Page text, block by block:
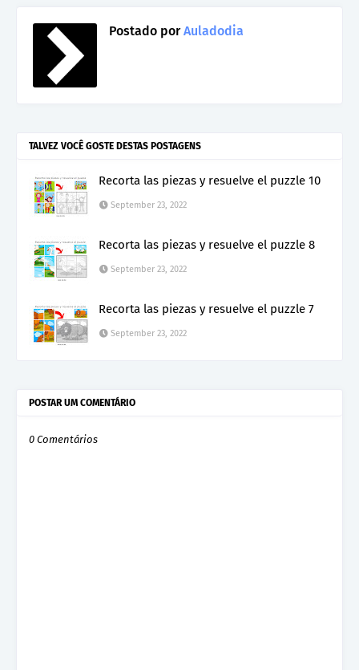
Postado porAuladodia
TALVEZ VOCÊ GOSTE DESTAS POSTAGENS
Recorta las piezas y resuelve el puzzle 10
September 23, 2022
Recorta las piezas y resuelve el puzzle 8
September 23, 2022
Recorta las piezas y resuelve el puzzle 7
September 23, 2022
POSTAR UM COMENTÁRIO
0 Comentários